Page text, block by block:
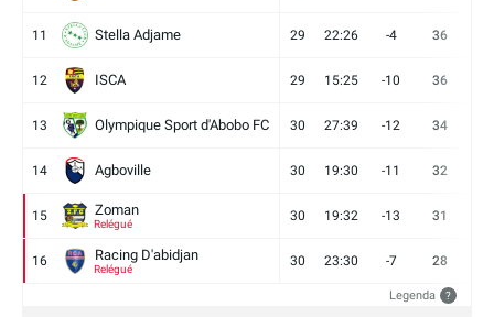
11 Stella Adjame 29 22:26 -4 36
12 ISCA 29 15:25 -10 36
13 Olympique Sport d'Abobo FC 30 27:39 -12 34
14 Agboville 30 19:30 -11 32
15 Zoman
Relégué
30 19:32 -13 31
16 Racing D'abidjan
Relégué
30 23:30 -7 28
Legenda ?